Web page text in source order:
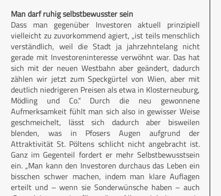
Man darf ruhig selbstbewusster sein
Dass man gegenüber Investoren aktuell prinzipiell
vielleicht zu zuvorkommend agiert, „ist teils menschlich
verständlich, weil die Stadt ja jahrzehntelang nicht
gerade mit Investoreninteresse verwöhnt war. Das hat
sich mit der neuen Westbahn aber geändert, dadurch
zählen wir jetzt zum Speckgürtel von Wien, aber mit
deutlich niedrigeren Preisen als etwa in Klosterneuburg,
Mödling und Co.“ Durch die neu gewonnene
Aufmerksamkeit fühlt man sich also in gewisser Weise
geschmeichelt, lässt sich dadurch aber bisweilen
blenden, was in Pfosers Augen aufgrund der
Attraktivität St. Pöltens schlicht nicht angebracht ist.
Ganz im Gegenteil fordert er mehr Selbstbewusstsein
ein. „Man kann den Investoren durchaus das Leben ein
bisschen schwer machen, indem man klare Auflagen
erteilt und – wenn sie Sonderwünsche haben – auch